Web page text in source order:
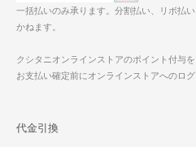
一括払いのみ承ります。分割払い、リボ払
かねます。
クシタニオンラインストアのポイント付与を
お支払い確定前にオンラインストアへのロ
代金引換